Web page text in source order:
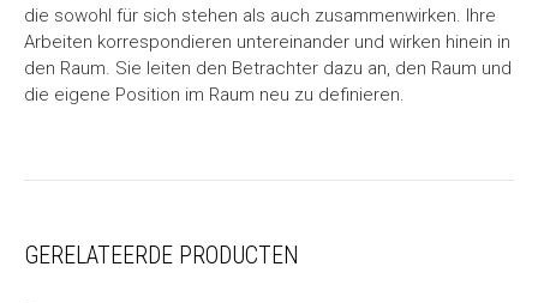
die sowohl für sich stehen als auch zusammenwirken. Ihre
Arbeiten korrespondieren untereinander und wirken hinein in
den Raum. Sie leiten den Betrachter dazu an, den Raum und
die eigene Position im Raum neu zu definieren.
GERELATEERDE PRODUCTEN